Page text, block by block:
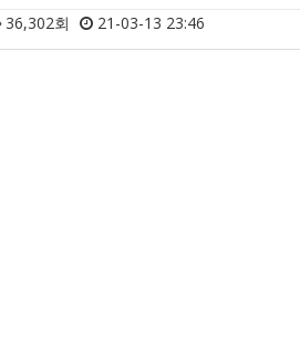
36,302회 21-03-13 23:46